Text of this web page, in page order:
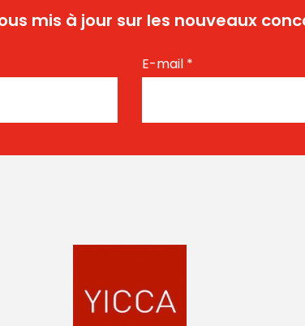
mis à jour sur les nouveaux
E-mail *